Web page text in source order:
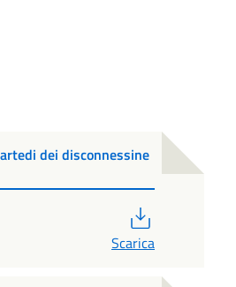
dei disconnessine
Scarica